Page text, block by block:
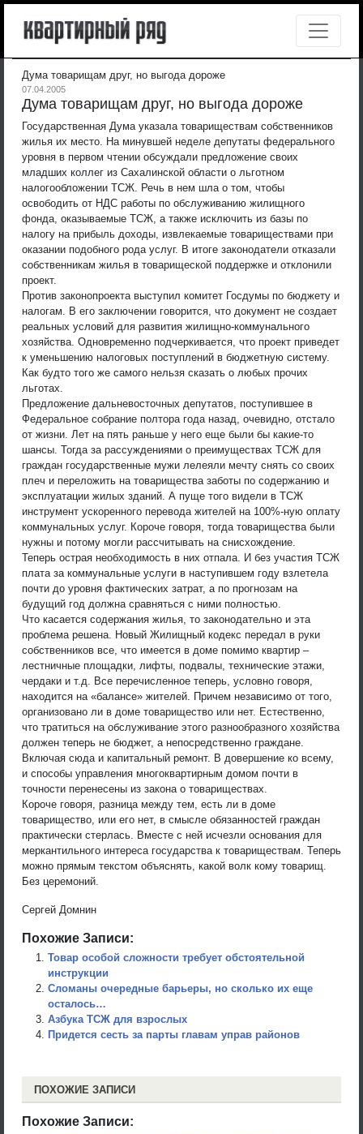
Дума товарищам друг, но выгода дороже
07.04.2005
Дума товарищам друг, но выгода дороже
Государственная Дума указала товариществам собственников
жилья их место. На минувшей неделе депутаты федерального
уровня в первом чтении обсуждали предложение своих
младших коллег из Сахалинской области о льготном
налогообложении ТСЖ. Речь в нем шла о том, чтобы
освободить от НДС работы по обслуживанию жилищного
фонда, оказываемые ТСЖ, а также исключить из базы по
налогу на прибыль доходы, извлекаемые товариществами при
оказании подобного рода услуг. В итоге законодатели отказали
собственникам жилья в товарищеской поддержке и отклонили
проект.
Против законопроекта выступил комитет Госдумы по бюджету и
налогам. В его заключении говорится, что документ не создает
реальных условий для развития жилищно-коммунального
хозяйства. Одновременно подчеркивается, что проект приведет
к уменьшению налоговых поступлений в бюджетную систему.
Как будто того же самого нельзя сказать о любых прочих
льготах.
Предложение дальневосточных депутатов, поступившее в
Федеральное собрание полтора года назад, очевидно, отстало
от жизни. Лет на пять раньше у него еще были бы какие-то
шансы. Тогда за рассуждениями о преимуществах ТСЖ для
граждан государственные мужи лелеяли мечту снять со своих
плеч и переложить на товарищества заботы по содержанию и
эксплуатации жилых зданий. А пуще того видели в ТСЖ
инструмент ускоренного перевода жителей на 100%-ную оплату
коммунальных услуг. Короче говоря, тогда товарищества были
нужны и потому могли рассчитывать на снисхождение.
Теперь острая необходимость в них отпала. И без участия ТСЖ
плата за коммунальные услуги в наступившем году взлетела
почти до уровня фактических затрат, а по прогнозам на
будущий год должна сравняться с ними полностью.
Что касается содержания жилья, то законодательно и эта
проблема решена. Новый Жилищный кодекс передал в руки
собственников все, что имеется в доме помимо квартир –
лестничные площадки, лифты, подвалы, технические этажи,
чердаки и т.д. Все перечисленное теперь, условно говоря,
находится на «балансе» жителей. Причем независимо от того,
организовано ли в доме товарищество или нет. Естественно,
что тратиться на обслуживание этого разнообразного хозяйства
должен теперь не бюджет, а непосредственно граждане.
Включая сюда и капитальный ремонт. В довершение ко всему,
и способы управления многоквартирным домом почти в
точности перенесены из закона о товариществах.
Короче говоря, разница между тем, есть ли в доме
товарищество, или его нет, в смысле обязанностей граждан
практически стерлась. Вместе с ней исчезли основания для
меркантильного интереса государства к товариществам. Теперь
можно прямым текстом объяснять, какой волк кому товарищ.
Без церемоний.
Сергей Домнин
Похожие Записи:
Товар особой сложности требует обстоятельной
инструкции
Сломаны очередные барьеры, но сколько их еще
осталось…
Азбука ТСЖ для взрослых
Придется сесть за парты главам управ районов
ПОХОЖИЕ ЗАПИСИ
Похожие Записи: